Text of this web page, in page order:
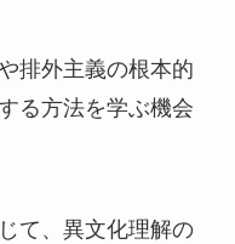
排外主義の根本的
る方法を学ぶ機会
て、異文化理解の